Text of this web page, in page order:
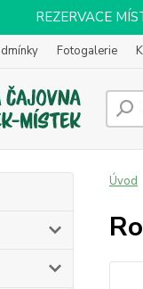
REZERVACE
Fotogalerie
Úvod